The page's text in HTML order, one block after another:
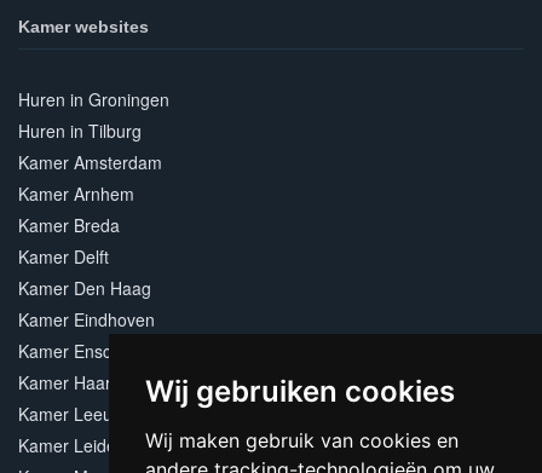
Wij gebruiken cookies
Wij maken gebruik van cookies en
Kamer websites
Huren in Groningen
Huren in Tilburg
Kamer Amsterdam
Kamer Arnhem
Kamer Breda
Kamer Delft
Kamer Den Haag
Kamer Eindhoven
Kamer Enschede
Kamer Haarlem
Kamer Leeuwarden
Kamer Leiden